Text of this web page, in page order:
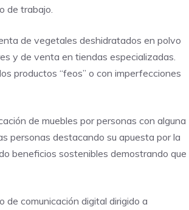
de trabajo.
de vegetales deshidratados en polvo
y de venta en tiendas especializadas.
productos “feos” o con imperfecciones
de muebles por personas con alguna
personas destacando su apuesta por la
beneficios sostenibles demostrando que
de comunicación digital dirigido a